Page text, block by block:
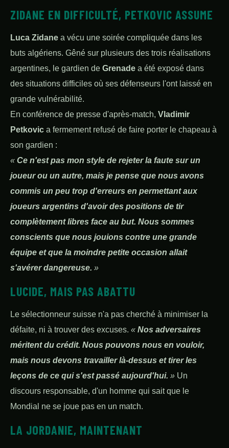
ZIDANE EN DIFFICULTÉ, PETKOVIC ASSUME
Luca Zidane a vécu une soirée compliquée dans les
buts algériens. Gêné sur plusieurs des trois réalisations
argentines, le gardien de Grenade a été exposé dans
des situations difficiles où ses défenseurs l'ont laissé en
grande vulnérabilité.
En conférence de presse d'après-match, Vladimir
Petkovic a fermement refusé de faire porter le chapeau à
son gardien :
« Ce n'est pas mon style de rejeter la faute sur un
joueur ou un autre, mais je pense que nous avons
commis un peu trop d'erreurs en permettant aux
joueurs argentins d'avoir des positions de tir
complètement libres face au but. Nous sommes
conscients que nous jouions contre une grande
équipe et que la moindre petite occasion allait
s'avérer dangereuse. »
LUCIDE, MAIS PAS ABATTU
Le sélectionneur suisse n'a pas cherché à minimiser la
défaite, ni à trouver des excuses. « Nos adversaires
méritent du crédit. Nous pouvons nous en vouloir,
mais nous devons travailler là-dessus et tirer les
leçons de ce qui s'est passé aujourd'hui. » Un
discours responsable, d'un homme qui sait que le
Mondial ne se joue pas en un match.
LA JORDANIE, MAINTENANT